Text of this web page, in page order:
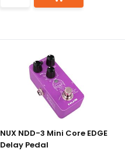
NUX NDD-3 Mini Core EDGE
Delay Pedal